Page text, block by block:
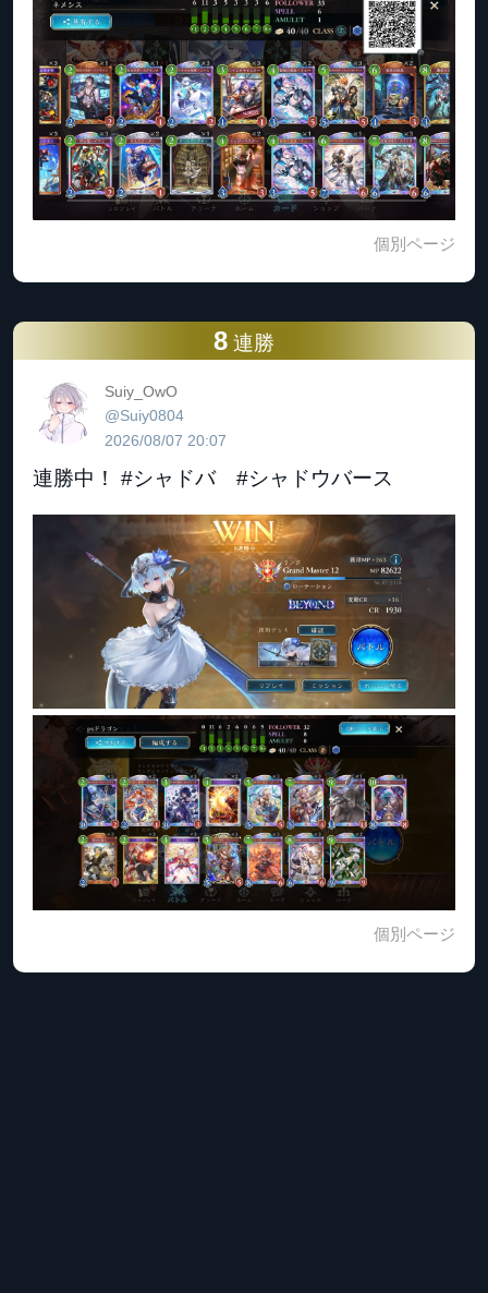
個別ページ
8 連勝
Suiy_OwO
@Suiy0804
2026/08/07 20:07
連勝中！ #シャドバ #シャドウバース
個別ページ